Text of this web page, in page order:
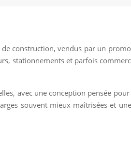
construction, vendus par un
stationnements et parfois
avec une conception pensée
souvent mieux maîtrisées et